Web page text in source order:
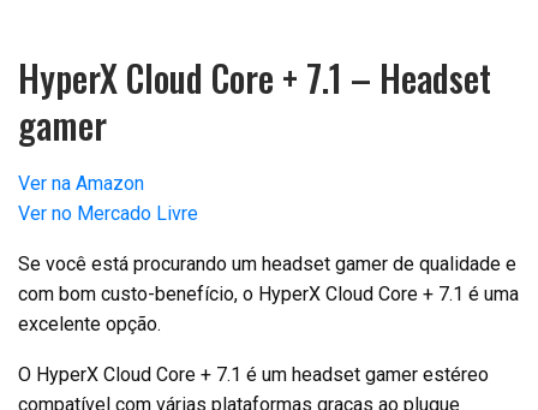
HyperX Cloud Core + 7.1 – Headset
gamer
Ver na Amazon
Ver no Mercado Livre
Se você está procurando um headset gamer de qualidade e
com bom custo-benefício, o HyperX Cloud Core + 7.1 é uma
excelente opção.
O HyperX Cloud Core + 7.1 é um headset gamer estéreo
compatível com várias plataformas graças ao plugue